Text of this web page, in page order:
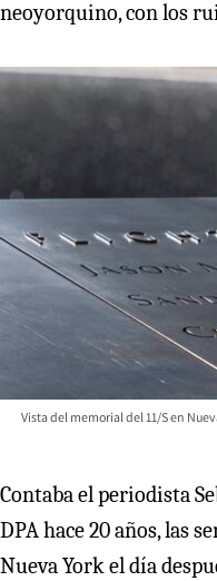
neoyorquino, con los
Vista del memorial del 11/S en
Contaba el periodista
DPA hace 20 años, las
Nueva York el día